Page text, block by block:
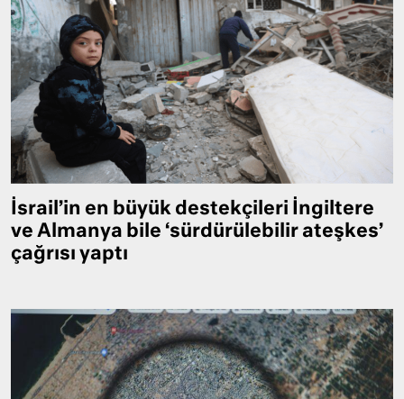
İsrail’in en büyük destekçileri İngiltere
ve Almanya bile ‘sürdürülebilir ateşkes’
çağrısı yaptı